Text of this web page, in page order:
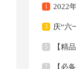
1 2022
生哲理格
3 庆“六
划5 【精
专业求职
7 【必